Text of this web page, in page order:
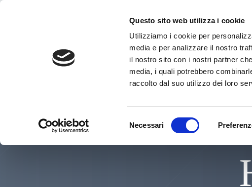
Questo sito web utilizza i cookie
Utilizziamo i cookie per
media e per analizzare il nostro
il nostro sito con i nostri partner
media, i quali potrebbero
raccolto dal suo utilizzo dei loro
Necessari
HOME NATUROPATIA